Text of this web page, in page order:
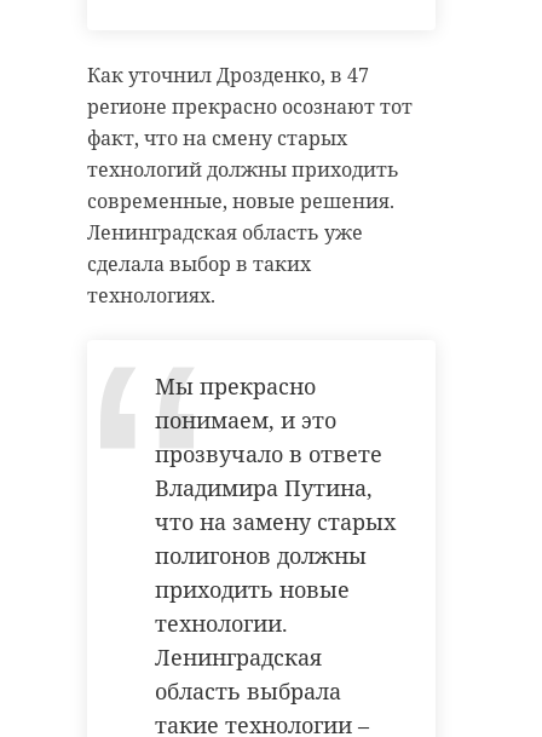
Как уточнил Дрозденко, в 47
регионе прекрасно осознают тот
факт, что на смену старых
технологий должны приходить
современные, новые решения.
Ленинградская область уже
сделала выбор в таких
технологиях.
Мы прекрасно
понимаем, и это
прозвучало в ответе
Владимира Путина,
что на замену старых
полигонов должны
приходить новые
технологии.
Ленинградская
область выбрала
такие технологии –